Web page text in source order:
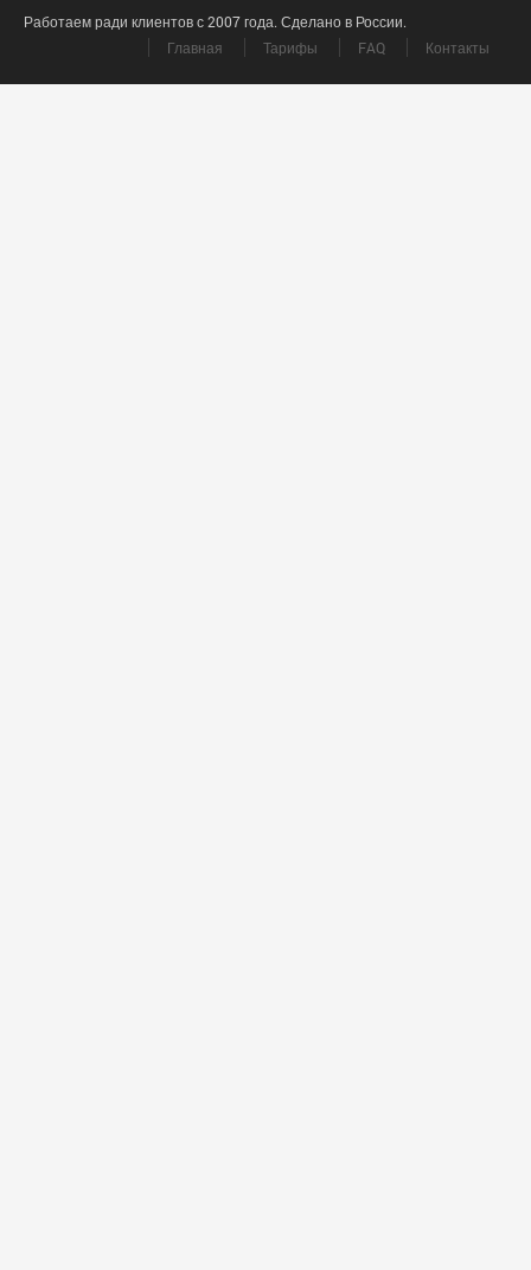
Работаем ради клиентов с 2007 года. Сделано в России.
Главная
Тарифы FAQ Контакты